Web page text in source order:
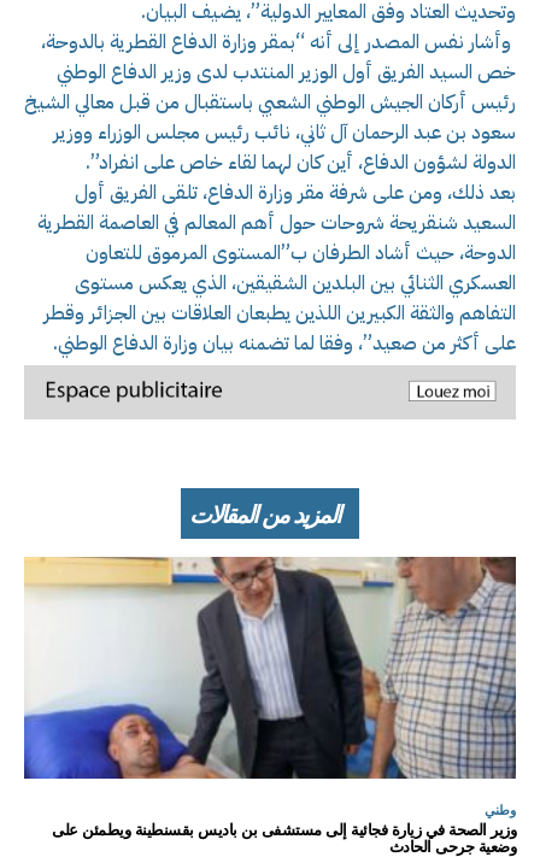
وتحديث العتاد وفق المعايير الدولية”، يضيف البيان.
وأشار نفس المصدر إلى أنه “بمقر وزارة الدفاع القطرية بالدوحة،
خص السيد الفريق أول الوزير المنتدب لدى وزير الدفاع الوطني
رئيس أركان الجيش الوطني الشعبي باستقبال من قبل معالي الشيخ
سعود بن عبد الرحمان آل ثاني، نائب رئيس مجلس الوزراء ووزير
الدولة لشؤون الدفاع، أين كان لهما لقاء خاص على انفراد”.
بعد ذلك، ومن على شرفة مقر وزارة الدفاع، تلقى الفريق أول
السعيد شنقريحة شروحات حول أهم المعالم في العاصمة القطرية
الدوحة، حيث أشاد الطرفان ب”المستوى المرموق للتعاون
العسكري الثنائي بين البلدين الشقيقين، الذي يعكس مستوى
التفاهم والثقة الكبيرين اللذين يطبعان العلاقات بين الجزائر وقطر
على أكثر من صعيد”، وفقا لما تضمنه بيان وزارة الدفاع الوطني.
المزيد من المقالات
وطني
وزير الصحة في زيارة فجائية إلى مستشفى بن باديس بقسنطينة ويطمئن على
وضعية جرحى الحادث